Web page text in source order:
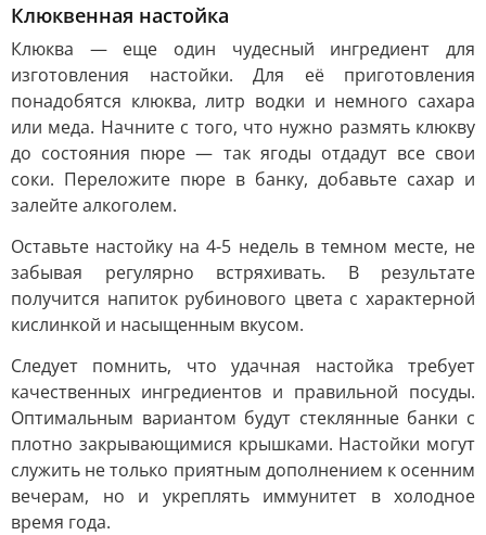
Клюквенная настойка
Клюква — еще один чудесный ингредиент для
изготовления настойки. Для её приготовления
понадобятся клюква, литр водки и немного сахара
или меда. Начните с того, что нужно размять клюкву
до состояния пюре — так ягоды отдадут все свои
соки. Переложите пюре в банку, добавьте сахар и
залейте алкоголем.
Оставьте настойку на 4-5 недель в темном месте, не
забывая регулярно встряхивать. В результате
получится напиток рубинового цвета с характерной
кислинкой и насыщенным вкусом.
Следует помнить, что удачная настойка требует
качественных ингредиентов и правильной посуды.
Оптимальным вариантом будут стеклянные банки с
плотно закрывающимися крышками. Настойки могут
служить не только приятным дополнением к осенним
вечерам, но и укреплять иммунитет в холодное
время года.